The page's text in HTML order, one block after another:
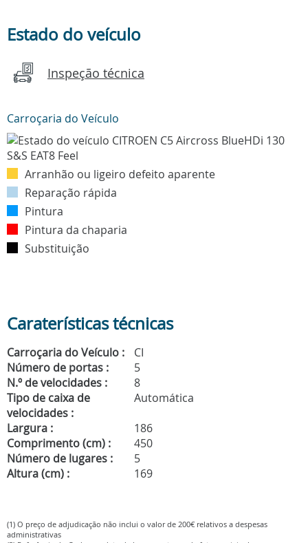
Estado do veículo
Inspeção técnica
Carroçaria do Veículo
Arranhão ou ligeiro defeito aparente
Reparação rápida
Pintura
Pintura da chaparia
Substituição
Caraterísticas técnicas
Carroçaria do Veículo :
CI
Número de portas :
5
N.º de velocidades :
8
Tipo de caixa de
velocidades :
Automática
Largura :
186
Comprimento (cm) :
450
Número de lugares :
5
Altura (cm) :
169
(1) O preço de adjudicação não inclui o valor de 200€ relativos a despesas
administrativas